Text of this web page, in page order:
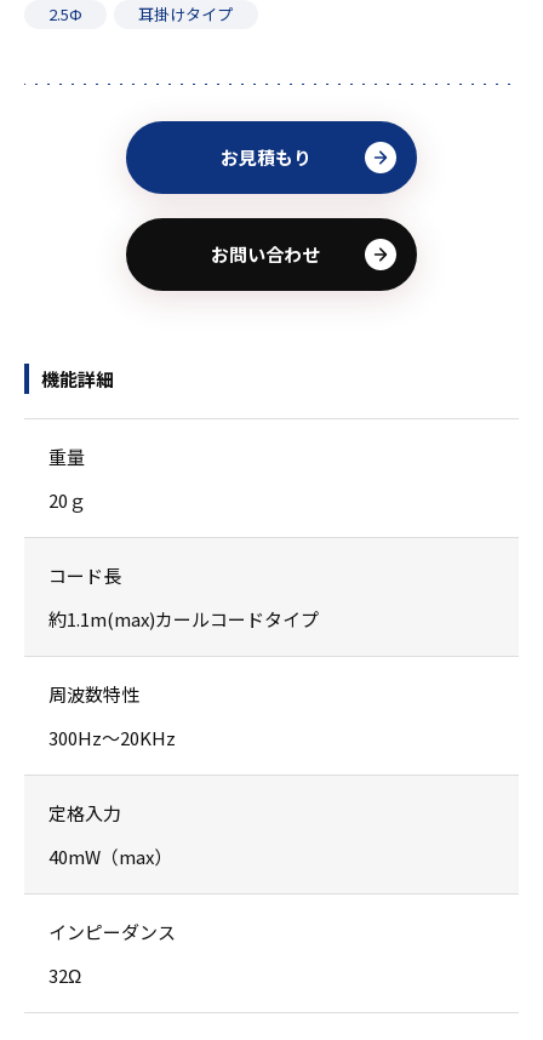
2.5Ф 耳掛けタイプ
お見積もり
お問い合わせ
機能詳細
重量
20ｇ
コード長
約1.1m(max)カールコードタイプ
周波数特性
300Hz〜20KHz
定格入力
40mW（max）
インピーダンス
32Ω